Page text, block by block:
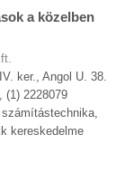
a közelben
ker., Angol U. 38.
(1) 2228079
kereskedelme